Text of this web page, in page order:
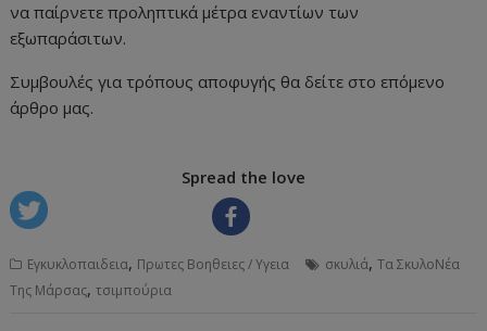
να παίρνετε προληπτικά μέτρα εναντίων των
εξωπαράσιτων.
Συμβουλές για τρόπους αποφυγής θα δείτε στο επόμενο
άρθρο μας.
Spread the love
Εγκυκλοπαιδεια, Πρωτες Βοηθειες / Υγεια σκυλιά,Τα ΣκυλοΝέα
Της Μάρσας,τσιμπούρια